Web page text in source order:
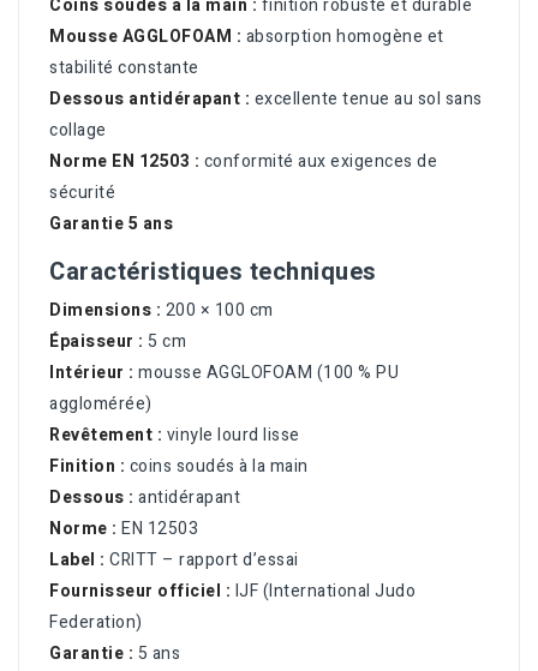
Coins soudés à la main : finition robuste et durable
Mousse AGGLOFOAM : absorption homogène et
stabilité constante
Dessous antidérapant : excellente tenue au sol sans
collage
Norme EN 12503 : conformité aux exigences de
sécurité
Garantie 5 ans
Caractéristiques techniques
Dimensions : 200 × 100 cm
Épaisseur : 5 cm
Intérieur : mousse AGGLOFOAM (100 % PU
agglomérée)
Revêtement : vinyle lourd lisse
Finition : coins soudés à la main
Dessous : antidérapant
Norme : EN 12503
Label : CRITT – rapport d’essai
Fournisseur officiel : IJF (International Judo
Federation)
Garantie : 5 ans